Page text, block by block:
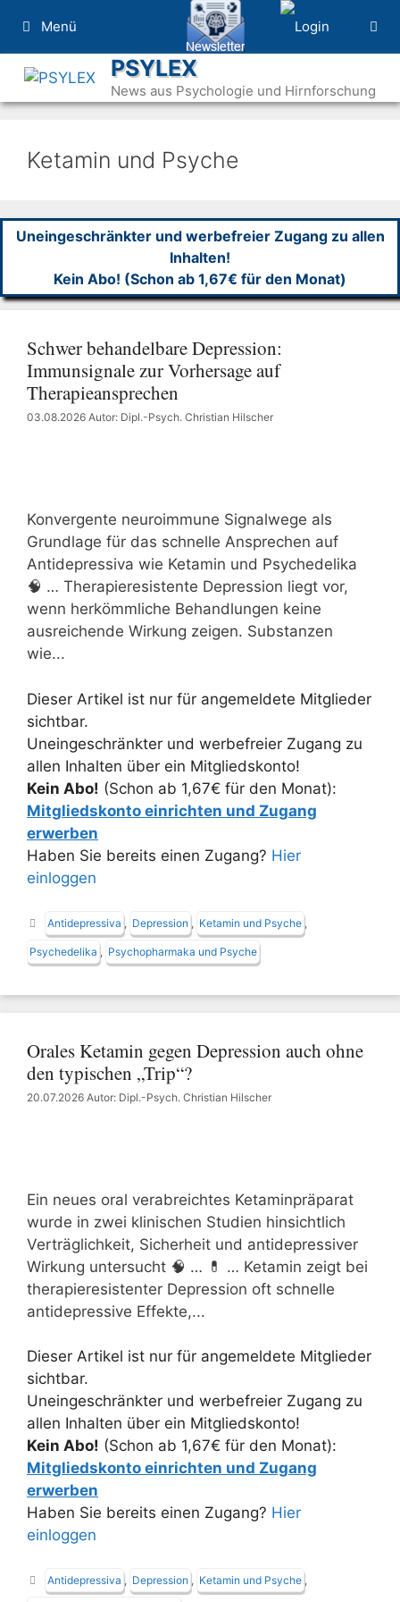
Inhalt
springen
Menü
PSYLEX
News aus Psychologie und Hirnforschung
Ketamin und Psyche
Uneingeschränkter und werbefreier Zugang zu allen
Inhalten!
Kein Abo! (Schon ab 1,67€ für den Monat)
Schwer behandelbare Depression:
Immunsignale zur Vorhersage auf
Therapieansprechen
03.08.2026 Autor: Dipl.-Psych. Christian Hilscher
Konvergente neuroimmune Signalwege als
Grundlage für das schnelle Ansprechen auf
Antidepressiva wie Ketamin und Psychedelika
🧠 … Therapieresistente Depression liegt vor,
wenn herkömmliche Behandlungen keine
ausreichende Wirkung zeigen. Substanzen
wie...
Dieser Artikel ist nur für angemeldete Mitglieder
sichtbar.
Uneingeschränkter und werbefreier Zugang zu
allen Inhalten über ein Mitgliedskonto!
Kein Abo! (Schon ab 1,67€ für den Monat):
Mitgliedskonto einrichten und Zugang
erwerben
Haben Sie bereits einen Zugang? Hier
einloggen
Schlagwörter
Antidepressiva Depression Ketamin und Psyche
Psychedelika Psychopharmaka und Psyche
Orales Ketamin gegen Depression auch ohne
den typischen „Trip“?
20.07.2026 Autor: Dipl.-Psych. Christian Hilscher
Ein neues oral verabreichtes Ketaminpräparat
wurde in zwei klinischen Studien hinsichtlich
Verträglichkeit, Sicherheit und antidepressiver
Wirkung untersucht 🧠 … 💊 … Ketamin zeigt bei
therapieresistenter Depression oft schnelle
antidepressive Effekte,...
Dieser Artikel ist nur für angemeldete Mitglieder
sichtbar.
Uneingeschränkter und werbefreier Zugang zu
allen Inhalten über ein Mitgliedskonto!
Kein Abo! (Schon ab 1,67€ für den Monat):
Mitgliedskonto einrichten und Zugang
erwerben
Haben Sie bereits einen Zugang? Hier
einloggen
Schlagwörter
Antidepressiva , Depression , Ketamin und Psyche ,